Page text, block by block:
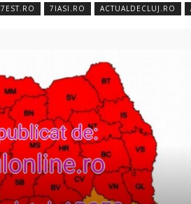
7EST.RO 7IASI.RO ACTUALDECLUJ.RO